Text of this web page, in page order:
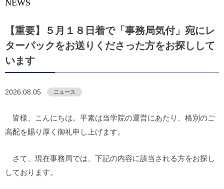
NEWS
【重要】５月１８日着で「事務局気付」宛にレ
ターパックをお送りくださった方をお探しして
います
2026.08.05 ニュース
皆様、こんにちは。平素は当学院の運営にあたり、格別のご
高配を賜り厚く御礼申し上げます。
さて、現在事務局では、下記の内容に該当される方をお探し
しております。